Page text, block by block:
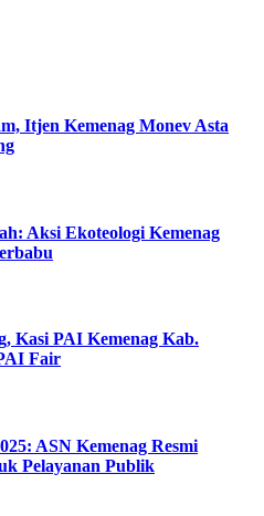
Itjen Kemenag Monev Asta
Aksi Ekoteologi Kemenag
Kasi PAI Kemenag Kab.
Fair
ASN Kemenag Resmi
Pelayanan Publik